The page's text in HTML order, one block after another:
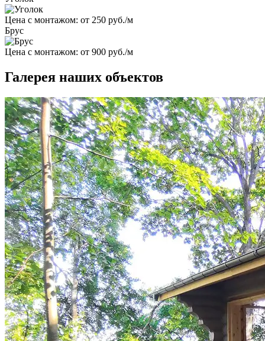
Цена с монтажом: от 250 руб./м
Брус
Цена с монтажом: от 900 руб./м
Галерея наших объектов